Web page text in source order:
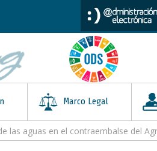
Marco Legal
contraembalse del Agrio y el río Crispinejo